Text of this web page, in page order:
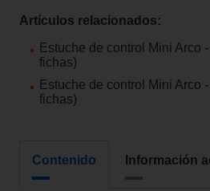
Artículos relacionados:
Estuche de control Mini Arco
fichas)
Estuche de control Mini Arco
fichas)
Contenido Información